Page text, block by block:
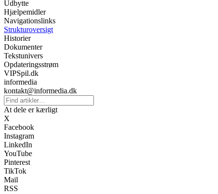
Udbytte
Hjælpemidler
Navigationslinks
Strukturoversigt
Historier
Dokumenter
Tekstunivers
Opdateringsstrøm
VIPSpil.dk
informedia
kontakt@informedia.dk
At dele er kærligt
X
Facebook
Instagram
LinkedIn
YouTube
Pinterest
TikTok
Mail
RSS